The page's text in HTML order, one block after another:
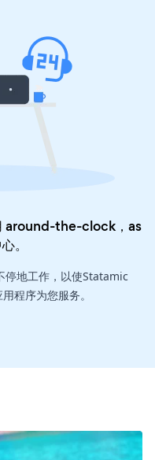
around-the-clock，as
。
停地工作，以使Statamic
程序为您服务。